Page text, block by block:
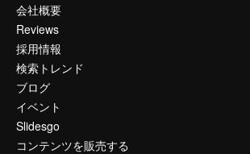
会社概要
Reviews
採用情報
検索トレンド
ブログ
イベント
Slidesgo
コンテンツを販売する